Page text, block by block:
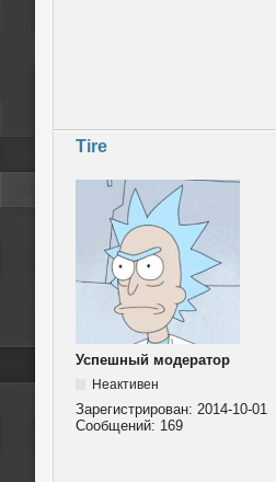
Tire
Успешный модератор
Неактивен
Зарегистрирован: 2014-10-01
Сообщений: 169